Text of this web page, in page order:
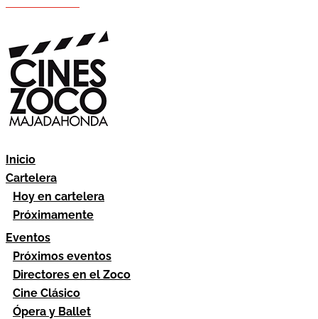
Inicio
Cartelera
Hoy en cartelera
Próximamente
Eventos
Próximos eventos
Directores en el Zoco
Cine Clásico
Ópera y Ballet